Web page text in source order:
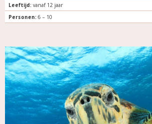
Leeftijd:vanaf 12 jaar
Personen: 6 – 10